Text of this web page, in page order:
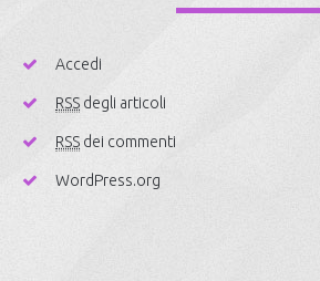
Accedi
RSS degli articoli
RSS dei commenti
WordPress.org